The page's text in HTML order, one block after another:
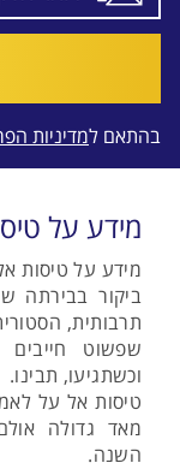
בהתאם למדיניות
מידע על
מידע על טיסות
ביקור בבירתה
תרבותית,
שפשוט
וכשתגיעו, תבינו.
טיסות אל על
מאד גדולה
השנה.